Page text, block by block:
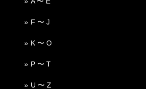
F 〜 J
K 〜 O
P 〜 T
U 〜 Z